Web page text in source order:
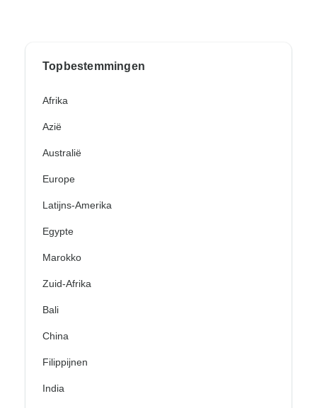
Topbestemmingen
Afrika
Azië
Australië
Europe
Latijns-Amerika
Egypte
Marokko
Zuid-Afrika
Bali
China
Filippijnen
India